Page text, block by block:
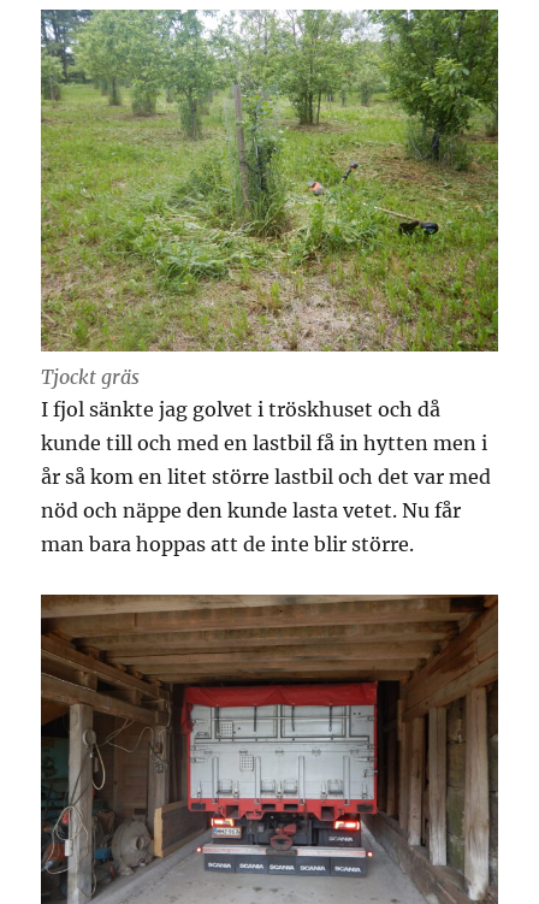
Tjockt gräs
I fjol sänkte jag golvet i tröskhuset och då
kunde till och med en lastbil få in hytten men i
år så kom en litet större lastbil och det var med
nöd och näppe den kunde lasta vetet. Nu får
man bara hoppas att de inte blir större.